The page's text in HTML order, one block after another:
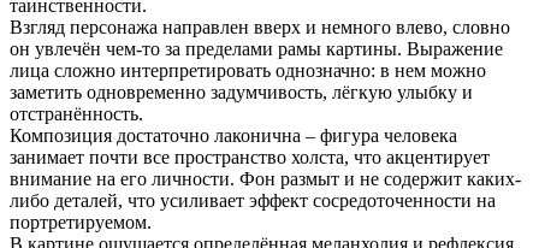
таинственности.
Взгляд персонажа направлен вверх и немного влево, словно
он увлечён чем-то за пределами рамы картины. Выражение
лица сложно интерпретировать однозначно: в нем можно
заметить одновременно задумчивость, лёгкую улыбку и
отстранённость.
Композиция достаточно лаконична – фигура человека
занимает почти все пространство холста, что акцентирует
внимание на его личности. Фон размыт и не содержит каких-
либо деталей, что усиливает эффект сосредоточенности на
портретируемом.
В картине ощущается определённая меланхолия и рефлексия.